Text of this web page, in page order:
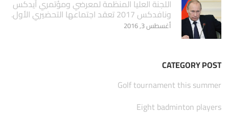
اللجنة العليا المنظمة لمعرضي ومؤتمري آيدكس
ونافدكس 2017 تعقد اجتماعها التحضيري الأول.
أغسطس 3, 2016
CATEGORY POST
Golf tournament this summer
Eight badminton players